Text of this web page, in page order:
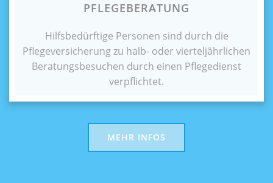
PFLEGEBERATUNG
Hilfsbedürftige Personen sind durch die
Pflegeversicherung zu halb- oder vierteljährlichen
Beratungsbesuchen durch einen Pflegedienst
verpflichtet.
MEHR INFOS